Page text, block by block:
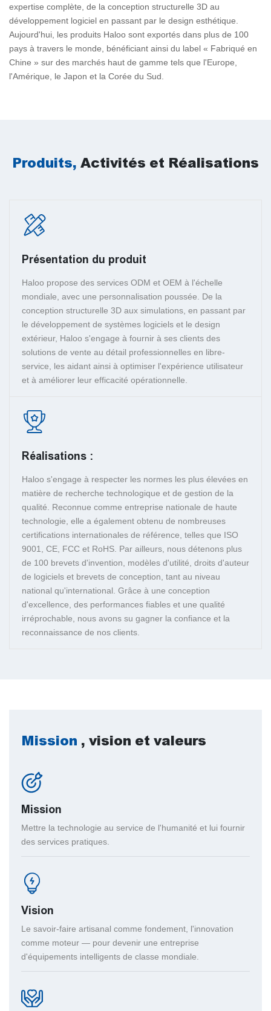
expertise complète, de la conception structurelle 3D au
développement logiciel en passant par le design esthétique.
Aujourd'hui, les produits Haloo sont exportés dans plus de 100
pays à travers le monde, bénéficiant ainsi du label « Fabriqué en
Chine » sur des marchés haut de gamme tels que l'Europe,
l'Amérique, le Japon et la Corée du Sud.
Produits, Activités et Réalisations
Présentation du produit
Haloo propose des services ODM et OEM à l'échelle
mondiale, avec une personnalisation poussée. De la
conception structurelle 3D aux simulations, en passant par
le développement de systèmes logiciels et le design
extérieur, Haloo s'engage à fournir à ses clients des
solutions de vente au détail professionnelles en libre-
service, les aidant ainsi à optimiser l'expérience utilisateur
et à améliorer leur efficacité opérationnelle.
Réalisations :
Haloo s'engage à respecter les normes les plus élevées en
matière de recherche technologique et de gestion de la
qualité. Reconnue comme entreprise nationale de haute
technologie, elle a également obtenu de nombreuses
certifications internationales de référence, telles que ISO
9001, CE, FCC et RoHS. Par ailleurs, nous détenons plus
de 100 brevets d'invention, modèles d'utilité, droits d'auteur
de logiciels et brevets de conception, tant au niveau
national qu'international. Grâce à une conception
d'excellence, des performances fiables et une qualité
irréprochable, nous avons su gagner la confiance et la
reconnaissance de nos clients.
Mission , vision et valeurs
Mission
Mettre la technologie au service de l'humanité et lui fournir
des services pratiques.
Vision
Le savoir-faire artisanal comme fondement, l'innovation
comme moteur — pour devenir une entreprise
d'équipements intelligents de classe mondiale.